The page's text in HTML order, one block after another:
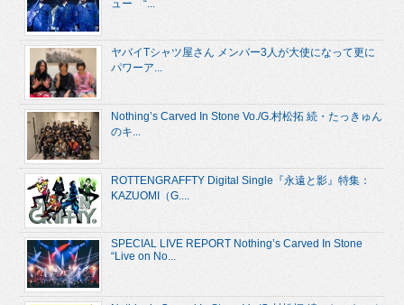
ュー “...
ヤバイTシャツ屋さん メンバー3人が大使になって更に
パワーア...
Nothing’s Carved In Stone Vo./G.村松拓 続・たっきゅん
のキ...
ROTTENGRAFFTY Digital Single『永遠と影』特集：
KAZUOMI（G....
SPECIAL LIVE REPORT Nothing’s Carved In Stone
“Live on No...